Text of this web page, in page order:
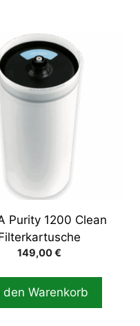
Purity 1200 Clean
149,00€
den Warenkorb